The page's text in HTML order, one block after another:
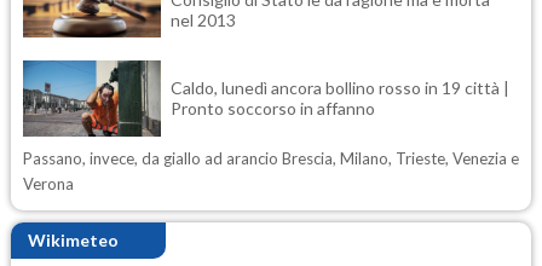
nel 2013
Caldo, lunedì ancora bollino rosso in 19 città |
Pronto soccorso in affanno
Passano, invece, da giallo ad arancio Brescia, Milano, Trieste, Venezia e
Verona
Wikimeteo